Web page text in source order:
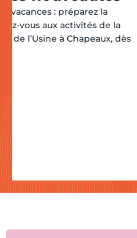
programmation
découvrez toute la
de l’Usine à
d’été Découvrez tous